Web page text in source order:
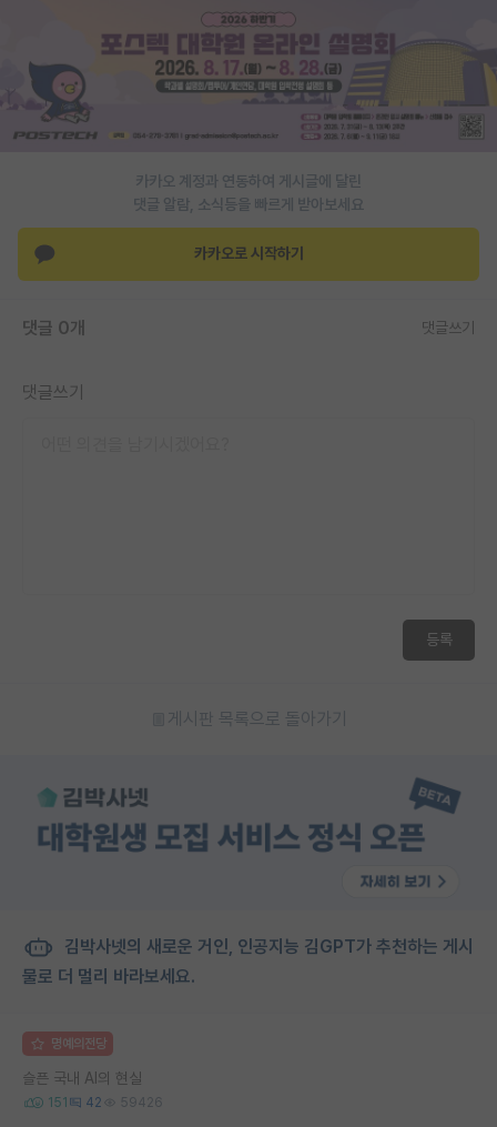
학부 인턴 게시판
취업 게시판
임용 후기 게시판
인문사회 계열 게시판
특수/전문대학원 게시판
학술 정보 게시판
카카오 계정과 연동하여 게시글에 달린
댓글 알람, 소식등을 빠르게 받아보세요
카카오로 시작하기
댓글 0개 댓글쓰기
댓글쓰기
등록
게시판 목록으로 돌아가기
김박사넷의 새로운 거인, 인공지능 김GPT가 추천하는 게시
물로 더 멀리 바라보세요.
명예의전당
슬픈 국내 AI의 현실
151 42 59426